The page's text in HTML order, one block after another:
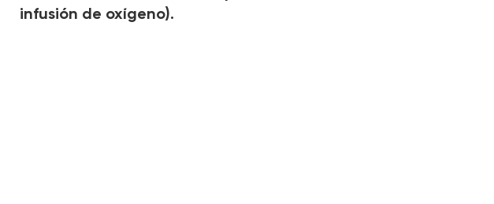
infusión de oxígeno).